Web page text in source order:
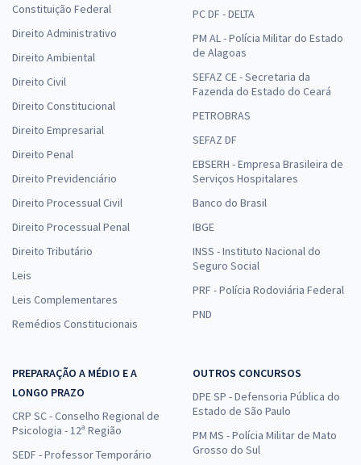
Constituição Federal
Direito Administrativo
Direito Ambiental
Direito Civil
Direito Constitucional
Direito Empresarial
Direito Penal
Direito Previdenciário
Direito Processual Civil
Direito Processual Penal
Direito Tributário
Leis
Leis Complementares
Remédios Constitucionais
PC DF - DELTA
PM AL - Polícia Militar do Estado
de Alagoas
SEFAZ CE - Secretaria da
Fazenda do Estado do Ceará
PETROBRAS
SEFAZ DF
EBSERH - Empresa Brasileira de
Serviços Hospitalares
Banco do Brasil
IBGE
INSS - Instituto Nacional do
Seguro Social
PRF - Polícia Rodoviária Federal
PND
PREPARAÇÃO A MÉDIO E A
LONGO PRAZO
CRP SC - Conselho Regional de
Psicologia - 12ª Região
SEDF - Professor Temporário
OUTROS CONCURSOS
DPE SP - Defensoria Pública do
Estado de São Paulo
PM MS - Polícia Militar de Mato
Grosso do Sul